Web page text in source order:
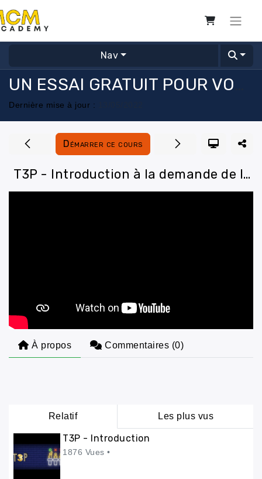
Nav
Dernière mise à jour :
Relatif Les plus vus
T3P - Introduction
1876 Vues •
T3P - Introduction à la demande de la carte professionnelle (TAXI,VTC,VMDTR)
Démarrer ce cours
À propos Commentaires (0)